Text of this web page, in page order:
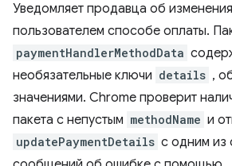
Уведомляет продавца об
пользователем способе оплаты.
paymentHandlerMethodData
необязательные ключи details ,
значениями. Chrome проверит
пакета с непустым methodName и
updatePaymentDetails с одним